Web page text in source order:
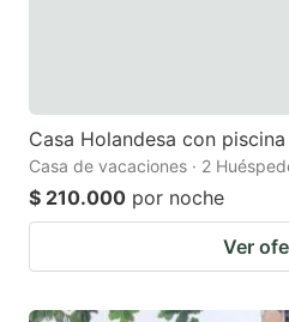
Casa Holandesa con
Casa de vacaciones · 2
$ 210.000 por noche
Ver